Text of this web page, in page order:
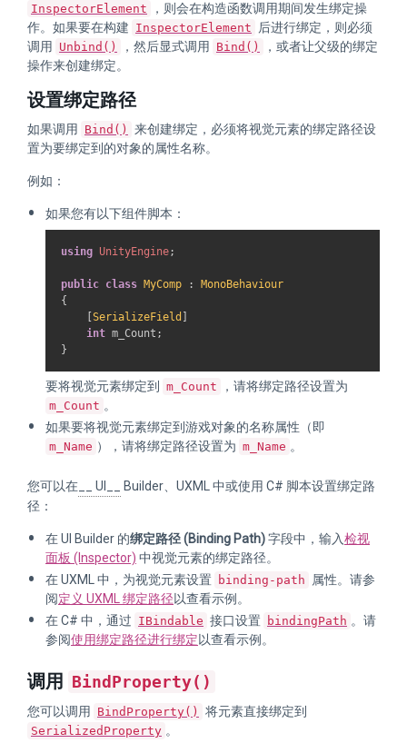
InspectorElement
，则会在构造函数调用期间发生绑定操
作。如果要在构建 InspectorElement
后进行绑定，则必须
调用
Unbind() ，然后显式调用 Bind()
，或者让父级的绑定
操作来创建绑定。
设置绑定路径
如果调用 Bind()
来创建绑定，必须将视觉元素的绑定路径设
置为要绑定到的对象的属性名称。
例如：
如果您有以下组件脚本：
using UnityEngine ;
public class MyComp :
MonoBehaviour
{
[SerializeField ]
int m_Count ;
}
要将视觉元素绑定到 m_Count ，请将绑定路径设置为
m_Count 。
如果要将视觉元素绑定到游戏对象的名称属性（即
m_Name ），请将绑定路径设置为 m_Name 。
您可以在 __ UI__
Builder、UXML 中或使用 C# 脚本设置绑定路
径：
在 UI Builder 的绑定路径 (Binding Path)字段中，输入检视
面板 (Inspector) 中视觉元素的绑定路径。
在 UXML 中，为视觉元素设置 binding-path
属性。请参
阅定义 UXML 绑定路径以查看示例。
在 C# 中，通过 IBindable 接口设置 bindingPath 。请
参阅使用绑定路径进行绑定以查看示例。
调用 BindProperty()
您可以调用 BindProperty() 将元素直接绑定到
SerializedProperty 。